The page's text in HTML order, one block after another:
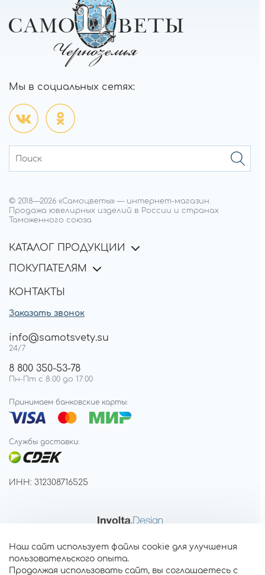
Мы в социальных сетях:
© 2018—2026 «Самоцветы» — интернет-магазин.
Продажа ювелирных изделий в России и странах
Таможенного союза
КАТАЛОГ ПРОДУКЦИИ
ПОКУПАТЕЛЯМ
КОНТАКТЫ
Заказать звонок
info@samotsvety.su
24/7
8 800 350-53-78
Пн-Пт с 8:00 до 17:00
Принимаем банковские карты:
Службы доставки:
ИНН: 312308716525
Наш сайт использует файлы cookie для улучшения
пользовательского опыта.
Продолжая использовать сайт, вы соглашаетесь с